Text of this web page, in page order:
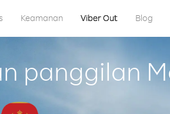
Keamanan Viber Out Blog
panggilan